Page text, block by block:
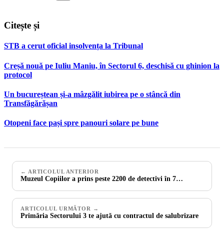
Citește și
STB a cerut oficial insolvența la Tribunal
Creșă nouă pe Iuliu Maniu, în Sectorul 6, deschisă cu ghinion la
protocol
Un bucureștean și-a mâzgălit iubirea pe o stâncă din
Transfăgărășan
Otopeni face pași spre panouri solare pe bune
← ARTICOLUL ANTERIOR
Muzeul Copiilor a prins peste 2200 de detectivi în 7…
ARTICOLUL URMĂTOR →
Primăria Sectorului 3 te ajută cu contractul de salubrizare